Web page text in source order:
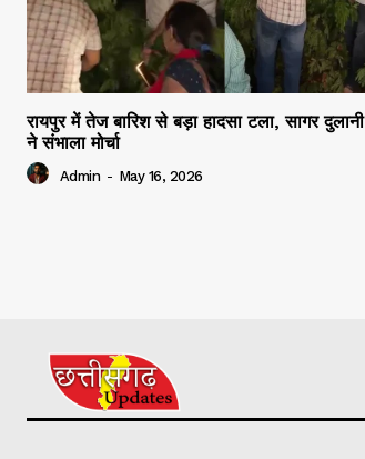
रायपुर में तेज बारिश से बड़ा हादसा टला, सागर दुलानी
ने संभाला मोर्चा
Admin - May 16, 2026